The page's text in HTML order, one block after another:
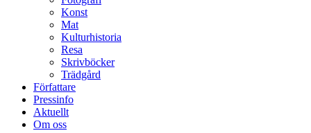
Konst
Mat
Kulturhistoria
Resa
Skrivböcker
Trädgård
Författare
Pressinfo
Aktuellt
Om oss